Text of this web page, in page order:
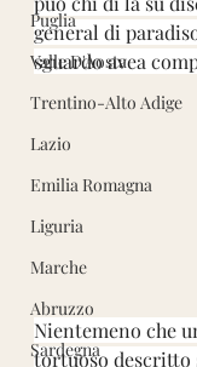
Puglia
Valle D'Aosta
Trentino-Alto Adige
Lazio
Emilia Romagna
Liguria
Marche
Abruzzo
Sardegna
general di
sguardo avea
Nientemeno che
tortuoso